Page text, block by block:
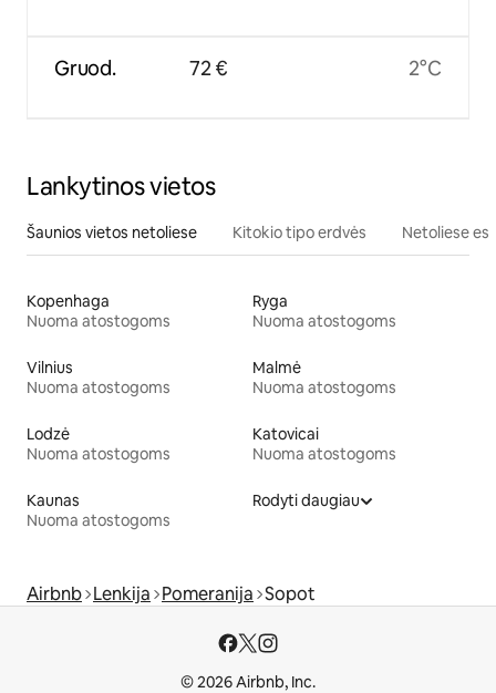
Gruod. 72 € 2°C
Lankytinos vietos
Šaunios vietos netoliese Kitokio tipo erdvės Netoliese
Kopenhaga
Nuoma atostogoms
Ryga
Nuoma atostogoms
Vilnius
Nuoma atostogoms
Malmė
Nuoma atostogoms
Lodzė
Nuoma atostogoms
Katovicai
Nuoma atostogoms
Kaunas
Nuoma atostogoms
Rodyti daugiau
Airbnb Lenkija Pomeranija Sopot
© 2026 Airbnb, Inc.